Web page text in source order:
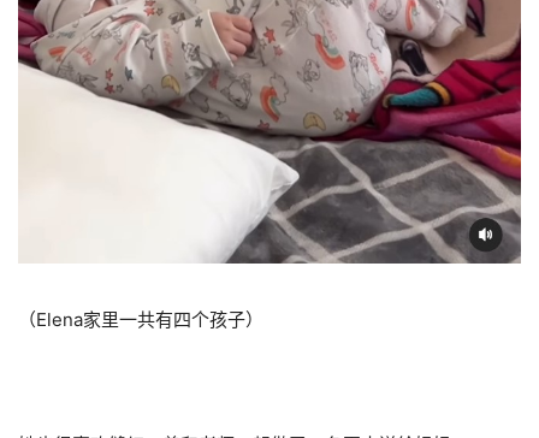
（Elena家里一共有四个孩子）